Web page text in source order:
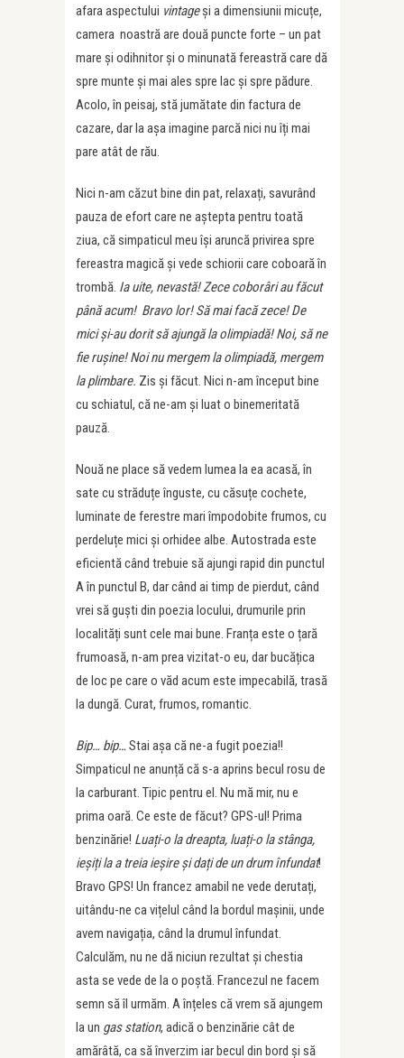
afara aspectului vintageși a dimensiunii micuțe,
camera noastră are două puncte forte – un pat
mare și odihnitor și o minunată fereastră care dă
spre munte și mai ales spre lac și spre pădure.
Acolo, în peisaj, stă jumătate din factura de
cazare, dar la așa imagine parcă nici nu îți mai
pare atât de rău.
Nici n-am căzut bine din pat, relaxați, savurând
pauza de efort care ne aștepta pentru toată
ziua, că simpaticul meu își aruncă privirea spre
fereastra magică și vede schiorii care coboară în
trombă. Ia uite, nevastă! Zece coborâri au făcut
până acum! Bravo lor! Să mai facă zece! De
mici și-au dorit să ajungă la olimpiadă! Noi, să ne
fie rușine! Noi nu mergem la olimpiadă, mergem
la plimbare. Zis și făcut. Nici n-am început bine
cu schiatul, că ne-am și luat o binemeritată
pauză.
Nouă ne place să vedem lumea la ea acasă, în
sate cu străduțe înguste, cu căsuțe cochete,
luminate de ferestre mari împodobite frumos, cu
perdeluțe mici și orhidee albe. Autostrada este
eficientă când trebuie să ajungi rapid din punctul
A în punctul B, dar când ai timp de pierdut, când
vrei să guști din poezia locului, drumurile prin
localități sunt cele mai bune. Franța este o țară
frumoasă, n-am prea vizitat-o eu, dar bucățica
de loc pe care o văd acum este impecabilă, trasă
la dungă. Curat, frumos, romantic.
Bip… bip… Stai așa că ne-a fugit poezia!!
Simpaticul ne anunță că s-a aprins becul rosu de
la carburant. Tipic pentru el. Nu mă mir, nu e
prima oară. Ce este de făcut? GPS-ul! Prima
benzinărie! Luați-o la dreapta, luați-o la stânga,
ieșiți la a treia ieșire și dați de un drum înfundat!
Bravo GPS! Un francez amabil ne vede derutați,
uitându-ne ca vițelul când la bordul mașinii, unde
avem navigația, când la drumul înfundat.
Calculăm, nu ne dă niciun rezultat și chestia
asta se vede de la o poștă. Francezul ne facem
semn să îl urmăm. A înțeles că vrem să ajungem
la un gas station, adică o benzinărie cât de
amărâtă, ca să înverzim iar becul din bord și să